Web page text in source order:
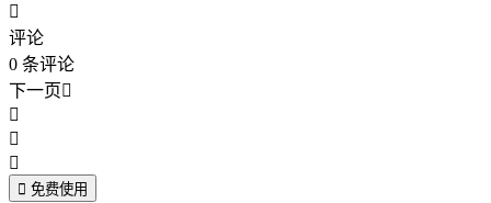

评论
0 条评论
下一页



 免费使用